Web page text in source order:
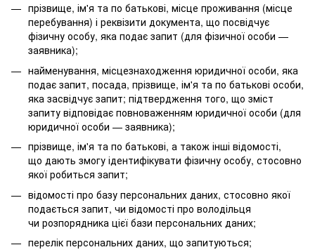
прізвище, ім'я та по батькові, місце проживання (місце
перебування) і реквізити документа, що посвідчує
фізичну особу, яка подає запит (для фізичної особи —
заявника);
найменування, місцезнаходження юридичної особи, яка
подає запит, посада, прізвище, ім'я та по батькові особи,
яка засвідчує запит; підтвердження того, що зміст
запиту відповідає повноваженням юридичної особи (для
юридичної особи — заявника);
прізвище, ім'я та по батькові, а також інші відомості,
що дають змогу ідентифікувати фізичну особу, стосовно
якої робиться запит;
відомості про базу персональних даних, стосовно якої
подається запит, чи відомості про володільця
чи розпорядника цієї бази персональних даних;
перелік персональних даних, що запитуються;